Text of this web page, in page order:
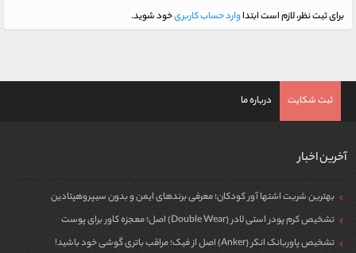
برای ثبت نظر، لازم است ابتداوارد حساب کاربریخود شوید.
ثبت شکایت درباره ما
آخرین اخبار
بهترین شربت اشتها آور کودکان؛ معرفی برندهای ایمن و بدون سیپروهپتادین
تشخیص کرم پودر استی لادر (Double Wear) اصل؛ معجزه کاور برای پوست
تشخیص پاوربانک انکر (Anker) اصل از فیک؛ مراقب باتری گوشی خود باشید!